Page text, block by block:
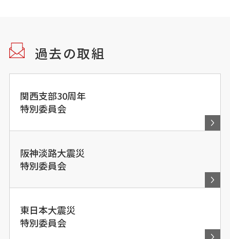
過去の取組
関西支部30周年
特別委員会
阪神淡路大震災
特別委員会
東日本大震災
特別委員会